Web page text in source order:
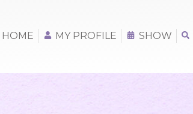
HOME MY PROFILE SHOW